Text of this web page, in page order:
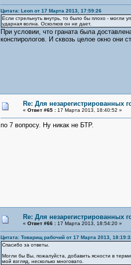
Цитата: Leon от 17 Марта 2013, 17:59:26
Если стрельнуть внутрь, то было бы плохо -
ударная волна. Осколков он не дает.
При условии, что граната была
конспирологов. И сквозь целое окно они
Re: Для незарегистрированных
« Ответ #65 :17 Марта 2013, 18:40:52 »
по 7 вопросу. Ну никак не БТР.
Re: Для незарегистрированных
« Ответ #66 :17 Марта 2013, 18:54:20 »
Цитата: Товарищ рабочий от 17 Марта 2013,
Спасибо за ответы.
Могли бы Вы, пожалуйста, добавить ясности в
мой взгляд, несколько многовато.